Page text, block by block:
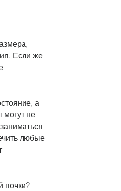
Если же
а
могут не
любые
почки?